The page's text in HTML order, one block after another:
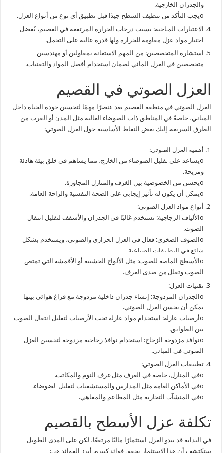
والجدران الخارجية.
oيجب التأكد من تنظيف السطح جيدًا قبل تطبيق أي نوع من أنواع العزل.
الاعتبارات المناخية: بسبب درجات الحرارة المرتفعة في القصيم، يُفضل
اختيار مواد عزل مقاومة للحرارة ولها قدرة عالية على التحمل.
استشارة المتخصصين: من المهم الاستعانة بمقاولين أو مهندسين
متخصصين في العزل المائي لضمان استخدام أفضل المواد والتقنيات.
العزل الصوتي في القصيم
العزل الصوتي في منطقة القصيم يعد عنصرًا مهمًا لتحسين جودة الحياة داخل
المباني، خاصةً في المناطق ذات الضوضاء العالية مثل المدن أو القرب من
الطرق السريعة. إليك بعض النقاط الأساسية حول العزل الصوتي:
أهمية العزل الصوتي:
oيساعد على تقليل الضوضاء من الخارج، مما يساهم في خلق بيئة هادئة
ومريحة.
oيحسن من الخصوصية بين الغرف والمنازل المجاورة.
oيمكن أن يكون له تأثير إيجابي على الصحة النفسية والراحة العامة.
أنواع مواد العزل الصوتي:
oالألياف الزجاجية: تستخدم غالبًا في الجدران والأسقف لتقليل انتقال
الصوت.
oالصوف الصخري: فعال في العزل الحراري والصوتي، ويستخدم بشكل
شائع في التطبيقات الصناعية.
oالأسطح الماصة للصوت: مثل الألواح الخشبية أو الأقمشة التي تمتص
الصوت وتقلل من صدى الغرف.
تقنيات العزل:
oالجدران المزدوجة: إنشاء جدران داخلية مزدوجة مع فراغ هوائي بينها
يمكن أن يحسن العزل الصوتي.
oأرضيات عازلة: استخدام مواد عازلة تحت الأرضيات لتقليل انتقال الصوت
بين الطوابق.
oنوافذ مزدوجة الزجاج: استخدام نوافذ زجاجية مزدوجة لتحسين العزل
الصوتي في المباني.
تطبيقات العزل الصوتي:
oفي المنازل، خاصة في الغرف مثل غرف النوم والمكاتب.
oفي الأماكن العامة مثل المدارس والمستشفيات لتقليل الضوضاء.
oفي المنشآت التجارية مثل المطاعم والمقاهي.
تكلفة عزل الأسطح بالقصيم
في البداية قد يبدو العزل استثمارًا ماليًا مرتفعًا، لكن على المدى الطويل
ستكتشف أن هذا الاستثمار يحقق فوائد كبيرة. أبرز الفوائد هي: